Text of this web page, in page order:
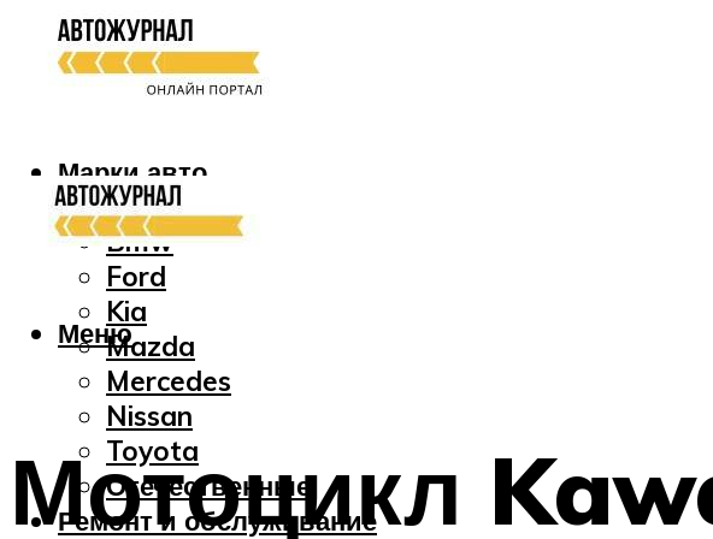
Марки авто
Audi
Bmw
Ford
Kia
Mazda
Mercedes
Nissan
Toyota
Отечественные
Ремонт и обслуживание
Меню
Мотоцикл